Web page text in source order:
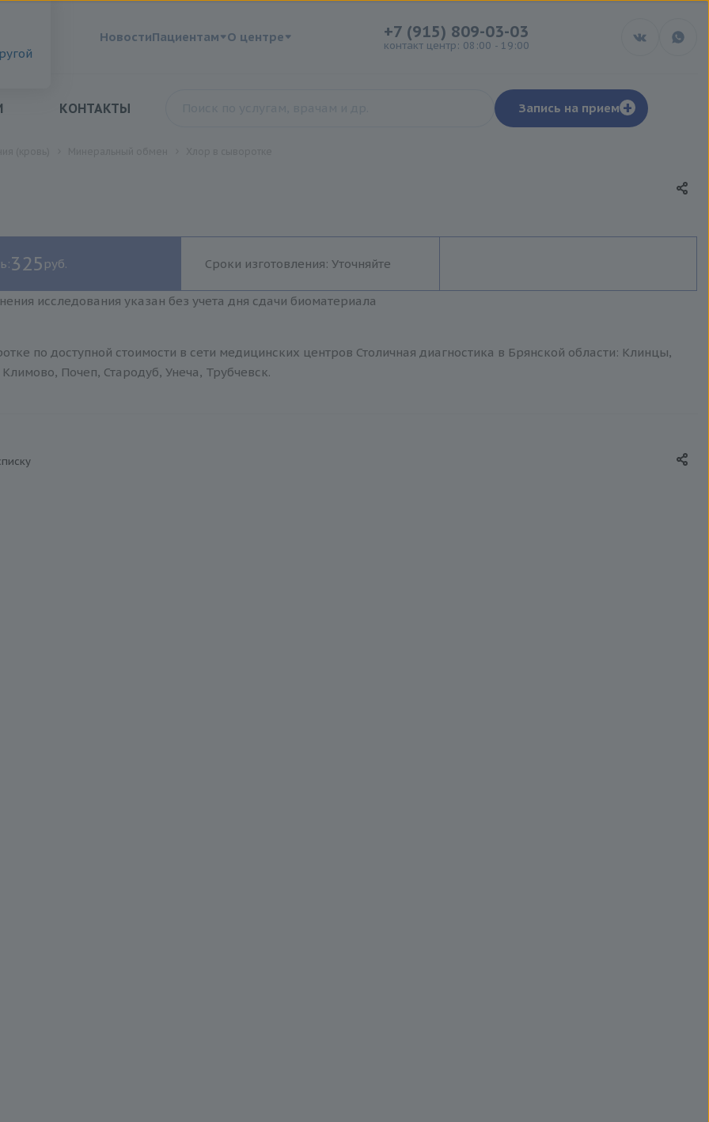
НовостиПациентам О центре +7 (915) 809-03-03
контакт центр: 08:00 - 19:00
КОНТАКТЫ Запись на прием +
325 руб. Сроки изготовления: Уточняйте
исследования указан без учета дня сдачи биоматериала
по доступной стоимости в сети медицинских центров Столичная диагностика в Брянской области: Клинцы,
Почеп, Стародуб, Унеча, Трубчевск.